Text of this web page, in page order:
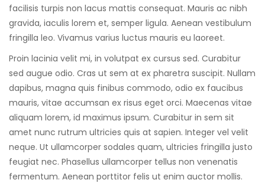
facilisis turpis non lacus mattis consequat. Mauris ac nibh
gravida, iaculis lorem et, semper ligula. Aenean vestibulum
fringilla leo. Vivamus varius luctus mauris eu laoreet.
Proin lacinia velit mi, in volutpat ex cursus sed. Curabitur
sed augue odio. Cras ut sem at ex pharetra suscipit. Nullam
dapibus, magna quis finibus commodo, odio ex faucibus
mauris, vitae accumsan ex risus eget orci. Maecenas vitae
aliquam lorem, id maximus ipsum. Curabitur in sem sit
amet nunc rutrum ultricies quis at sapien. Integer vel velit
neque. Ut ullamcorper sodales quam, ultricies fringilla justo
feugiat nec. Phasellus ullamcorper tellus non venenatis
fermentum. Aenean porttitor felis ut enim auctor mollis.